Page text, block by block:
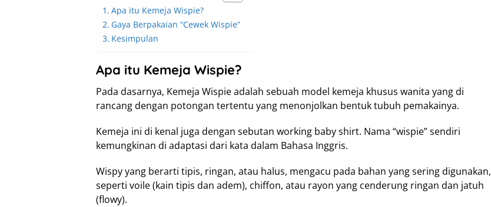
Apa itu Kemeja Wispie?
Gaya Berpakaian “Cewek Wispie”
Kesimpulan
Apa itu Kemeja Wispie?
Pada dasarnya, Kemeja Wispie adalah sebuah model kemeja khusus wanita yang di
rancang dengan potongan tertentu yang menonjolkan bentuk tubuh pemakainya.
Kemeja ini di kenal juga dengan sebutan working baby shirt. Nama “wispie” sendiri
kemungkinan di adaptasi dari kata dalam Bahasa Inggris.
Wispy yang berarti tipis, ringan, atau halus, mengacu pada bahan yang sering digunakan,
seperti voile (kain tipis dan adem), chiffon, atau rayon yang cenderung ringan dan jatuh
(flowy).